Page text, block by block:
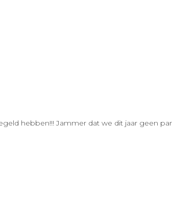
hebben!!! Jammer dat we dit jaar geen